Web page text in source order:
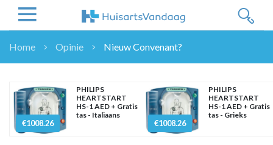
NIEUWS
OVERHEID
WETENSCHAP
ZORGVERZEKERAARS
Home Opinie Nieuw Convenant?
€1008.26
PHILIPS
HEARTSTART
HS-1 AED + Gratis
tas - Italiaans
€1008.26
PHILIPS
HEARTSTART
HS-1 AED + Gratis
tas - Grieks